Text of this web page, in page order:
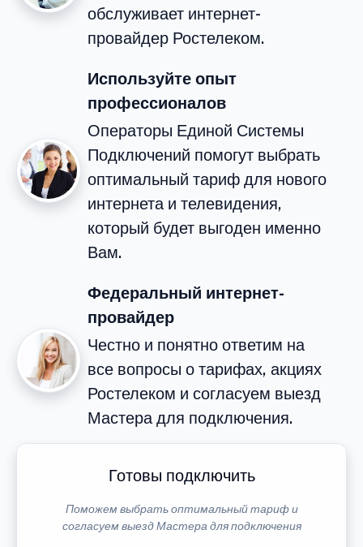
обслуживает интернет-
провайдер Ростелеком.
Используйте опыт
профессионалов
Операторы Единой Системы
Подключений помогут выбрать
оптимальный тариф для нового
интернета и телевидения,
который будет выгоден именно
Вам.
Федеральный интернет-
провайдер
Честно и понятно ответим на
все вопросы о тарифах, акциях
Ростелеком и согласуем выезд
Мастера для подключения.
Готовы подключить
Поможем выбрать оптимальный тариф и
согласуем выезд Мастера для подключения